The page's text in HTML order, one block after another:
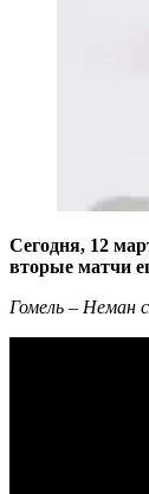
Сегодня, 12
вторые матчи
Гомель – Неман